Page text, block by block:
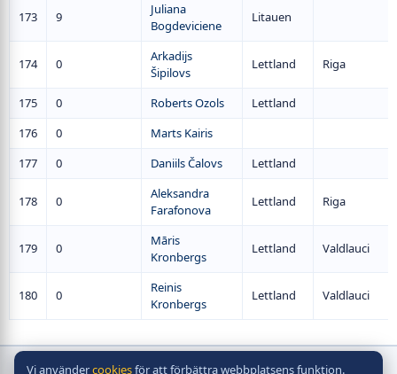
173 9
Juliana
Bogdeviciene
Litauen
174 0
Arkadijs
Šipilovs
Lettland Riga
175 0 Roberts Ozols
Lettland
176
0
Marts Kairis
177
0 Daniils Čalovs Lettland
178 0
Aleksandra
Farafonova
Lettland Riga
179 0
Māris
Kronbergs
Lettland Valdlauci
180 0
Reinis
Kronbergs
Lettland Valdlauci
Copyright © bordshockeyförbund
Vi användercookiesför att förbättra webbplatsens funktion.